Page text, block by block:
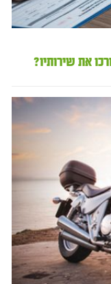
את שירותיו?